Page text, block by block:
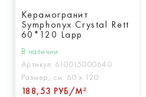
Керамогранит
Symphonyx Crystal Rett
60*120 Lapp
В наличии
Артикул: 610015000640
Размер, см: 60 х 120
188,53 РУБ/М²